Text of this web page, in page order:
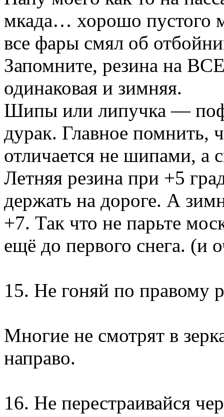
мкада… хорошо пустого
все фары смял об
Запомните, резина на
одинаковая и зимняя.
Шипы или липучка —
дурак. Главное помнить,
отличается не шипами, а
Летняя резина при +5
держать на дороге. А
+7. Так что не парьте
ещё до первого снега. (и
15. Не гоняй по правому
Многие не смотрят в
направо.
16. Не перестраивайся